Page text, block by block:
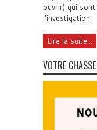
ouvrir) qui sont
l’investigation.
Lire la suite...
VOTRE